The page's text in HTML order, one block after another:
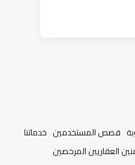
قصص المستخدمين خدماتنا
العقاريين المرخصين